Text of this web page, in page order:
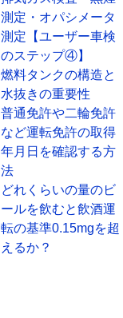
測定・オパシメータ
測定【ユーザー車検
のステップ④】
燃料タンクの構造と
水抜きの重要性
普通免許や二輪免許
など運転免許の取得
年月日を確認する方
法
どれくらいの量のビ
ールを飲むと飲酒運
転の基準0.15mgを超
えるか？